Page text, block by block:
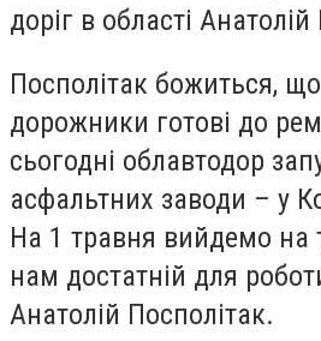
доріг в області
Посполітак божиться,
дорожники готові до
сьогодні облавтодор
асфальтних заводи – у
На 1 травня вийдемо на
нам достатній для
Анатолій Посполітак.